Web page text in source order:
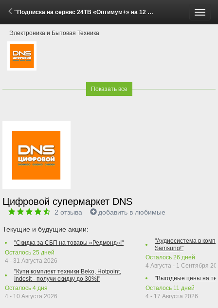
"Подписка на сервис 24ТВ «Оптимум+» на 12 месяцев со скидкой!" (29 Мая - 15 Июня 2026)
Электроника и Бытовая Техника
Показать все
Цифровой супермаркет DNS
2 отзыва добавить в любимые
Текущие и будущие акции:
"Скидка за СБП на товары «Редмонд»!"
Осталось 25 дней
4 - 31 Августа 2026
"Купи комплект техники Beko, Hotpoint,
Indesit - получи скидку до 30%!"
Осталось 4 дня
4 - 10 Августа 2026
"Аудиосистема в
Samsung!"
Осталось 26 дней
4 Августа - 1 Сентября
"Выгодные цены на
Осталось 11 дней
4 - 17 Августа 2026